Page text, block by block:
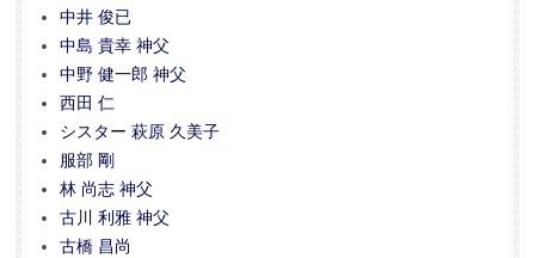
中井 俊已
中島 貴幸 神父
中野 健一郎 神父
西田 仁
シスター 萩原 久美子
服部 剛
林 尚志 神父
古川 利雅 神父
古橋 昌尚